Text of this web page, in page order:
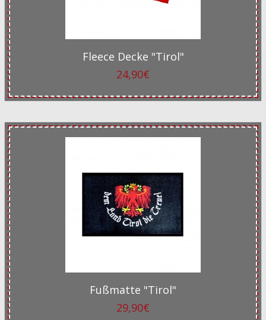
Fleece Decke "Tirol"
24,90€
Fußmatte "Tirol"
29,90€